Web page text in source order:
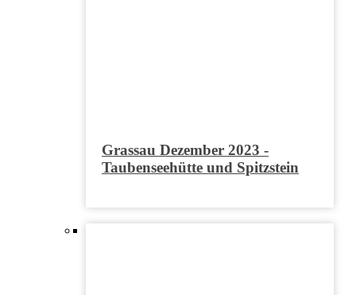
Grassau Dezember 2023 -
Taubenseehütte und Spitzstein